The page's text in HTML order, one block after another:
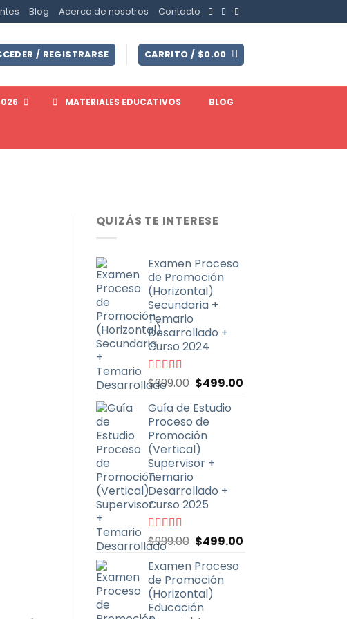
Blog Acerca de nosotros Contacto
/ REGISTRARSE CARRITO / $0.00
MATERIALES EDUCATIVOS BLOG
QUIZÁS TE INTERESE
Examen Proceso
de Promoción
(Horizontal)
Secundaria +
Temario
Desarrollado +
Curso 2024
Valorado
con
5
$999.00 El
original
era:
$999.00.
$499.00
Guía de Estudio
Proceso de
Promoción
(Vertical)
Supervisor +
Temario
Desarrollado +
Curso 2025
Valorado
con
5
$999.00 El
original
era:
$999.00.
$499.00
Examen Proceso
de Promoción
(Horizontal)
Educación